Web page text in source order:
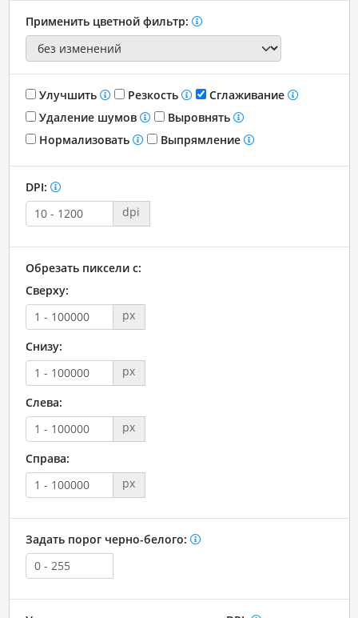
Применить цветной фильтр:
Улучшить Резкость
Сглаживание
Удаление шумов
Выровнять
Нормализовать
Выпрямление
DPI:
dpi
Обрезать пиксели с:
Сверху:
px
Снизу:
px
Слева:
px
Справа:
px
Задать порог черно-белого: